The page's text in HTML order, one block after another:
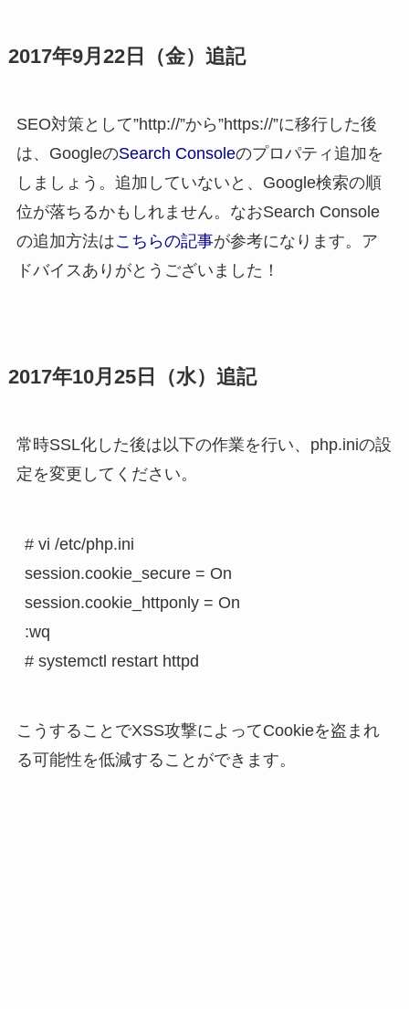
2017年9月22日（金）追記
SEO対策として”http://”から”https://”に移行した後
は、GoogleのSearch Consoleのプロパティ追加を
しましょう。追加していないと、Google検索の順
位が落ちるかもしれません。なおSearch Console
の追加方法はこちらの記事が参考になります。ア
ドバイスありがとうございました！
2017年10月25日（水）追記
常時SSL化した後は以下の作業を行い、php.iniの設
定を変更してください。
# vi /etc/php.ini
session.cookie_secure = On
session.cookie_httponly = On
:wq
こうすることでXSS攻撃によってCookieを盗まれ
る可能性を低減することができます。